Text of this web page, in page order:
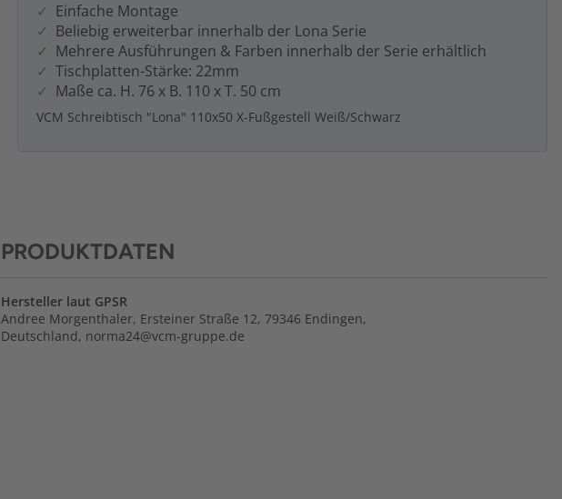
Einfache Montage
Beliebig erweiterbar innerhalb der Lona Serie
Mehrere Ausführungen & Farben innerhalb der Serie erhältlich
Tischplatten-Stärke: 22mm
Maße ca. H. 76 x B. 110 x T. 50 cm
VCM Schreibtisch "Lona" 110x50 X-Fußgestell Weiß/Schwarz
PRODUKTDATEN
Hersteller laut GPSR
Andree Morgenthaler, Ersteiner Straße 12, 79346 Endingen,
Deutschland, norma24@vcm-gruppe.de